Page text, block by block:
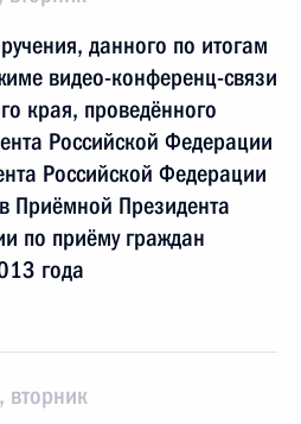
данного по итогам
видео-конференц-связи
края, проведённого
Российской Федерации
Российской Федерации
Приёмной Президента
по приёму граждан
года
вторник